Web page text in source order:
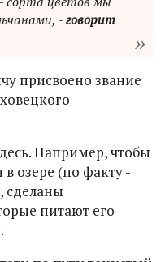
-говорит
присвоено звание
Например, чтобы
озере (по факту -
сделаны
питают его